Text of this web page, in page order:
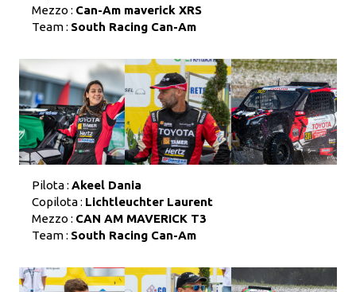
Mezzo : Can-Am maverick XRS
Team : South Racing Can-Am
Pilota : Akeel Dania
Copilota : Lichtleuchter Laurent
Mezzo : CAN AM MAVERICK T3
Team : South Racing Can-Am